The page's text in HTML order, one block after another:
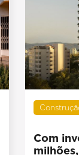
Com